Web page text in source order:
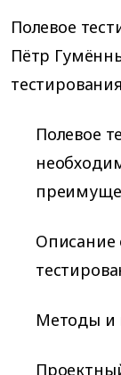
Полевое
Пётр
Полевое
Описание
Методы и